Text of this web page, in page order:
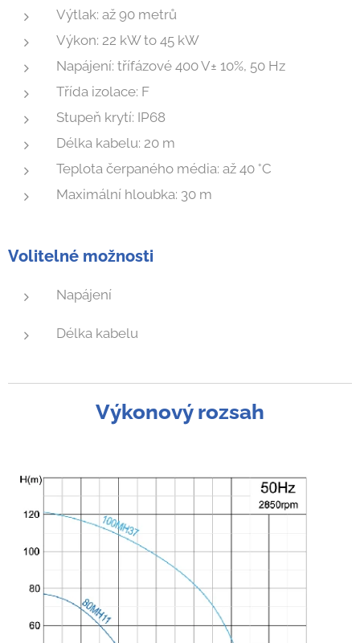
Výtlak: až 90 metrů
Výkon: 22 kW to 45 kW
Napájení: třífázové 400 V± 10%, 50 Hz
Třída izolace: F
Stupeň krytí: IP68
Délka kabelu: 20 m
Teplota čerpaného média: až 40 °C
Maximální hloubka: 30 m
Volitelné možnosti
Napájení
Délka kabelu
Výkonový rozsah